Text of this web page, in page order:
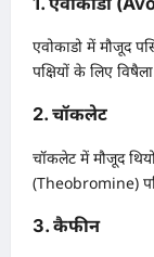
एवोकाडो में मौजूद
पक्षियों के लिए विषैला
2. चॉकलेट
चॉकलेट में मौजूद
(Theobromine)
3. कैफीन